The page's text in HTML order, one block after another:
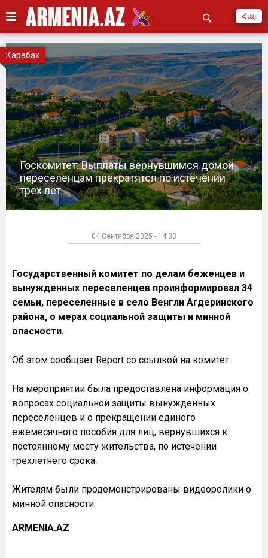
Հայ
Госкомитет: Выплаты вернувшимся домой
переселенцам прекратятся по истечении
трех лет
Карабах
04 Сентября 2025 - 14:33
Государственный комитет по делам беженцев и
вынужденных переселенцев проинформировал 34
семьи, переселенные в село Венгли Агдеринского
района, о мерах социальной защиты и минной
опасности.
Об этом сообщает Report со ссылкой на комитет.
На мероприятии была предоставлена информация о
вопросах социальной защиты вынужденных
переселенцев и о прекращении единого
ежемесячного пособия для лиц, вернувшихся к
постоянному месту жительства, по истечении
трехлетнего срока.
Жителям были продемонстрированы видеоролики о
минной опасности.
ARMENIA.AZ